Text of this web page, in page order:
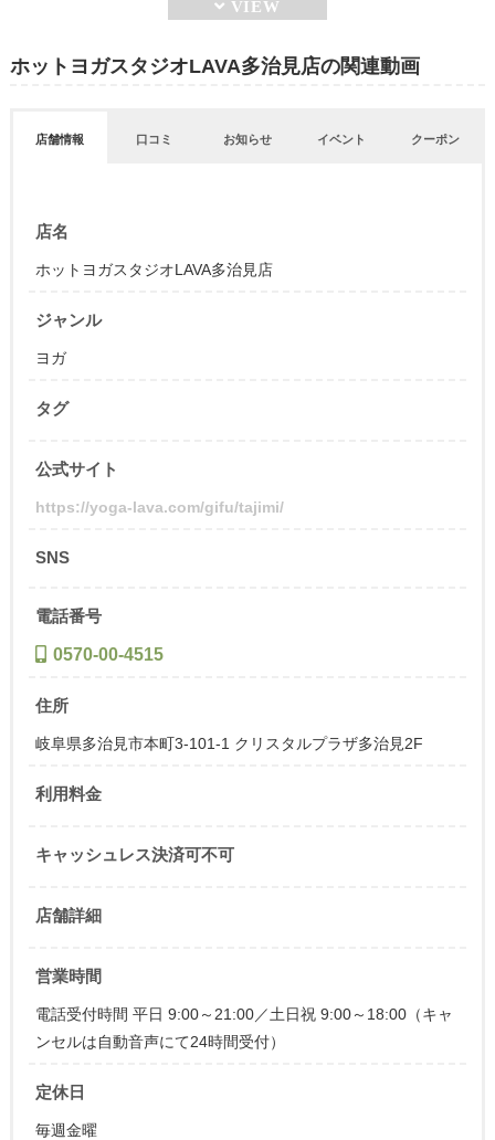
ホットヨガスタジオLAVA多治見店の関連動画
店舗情報 口コミ お知らせ イベント クーポン
店名
ホットヨガスタジオLAVA多治見店
ジャンル
ヨガ
タグ
公式サイト
https://yoga-lava.com/gifu/tajimi/
SNS
電話番号
0570-00-4515
住所
岐阜県多治見市本町3-101-1 クリスタルプラザ多治見2F
利用料金
キャッシュレス決済可不可
店舗詳細
営業時間
電話受付時間 平日 9:00～21:00／土日祝 9:00～18:00（キャ
ンセルは自動音声にて24時間受付）
定休日
毎週金曜